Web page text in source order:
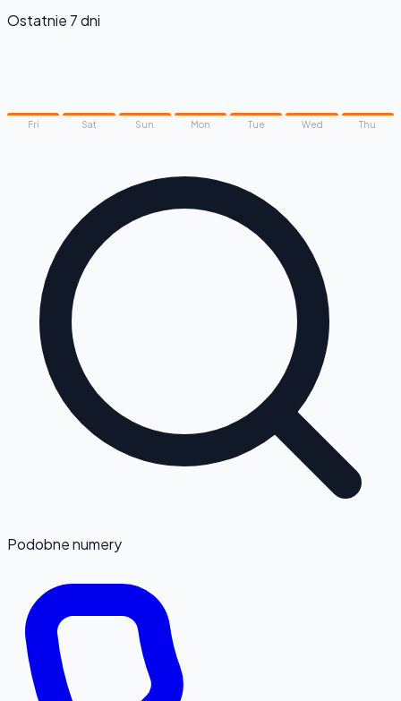
Ostatnie 7 dni
Fri Sat Sun Mon Tue Wed Thu
Podobne numery